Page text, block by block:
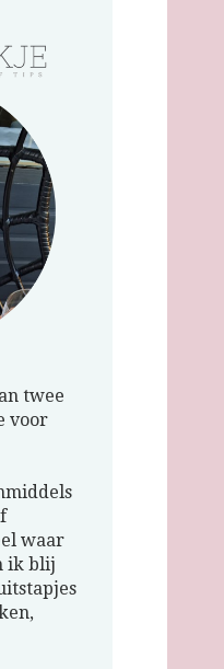
twee
voor
waar
ik blij